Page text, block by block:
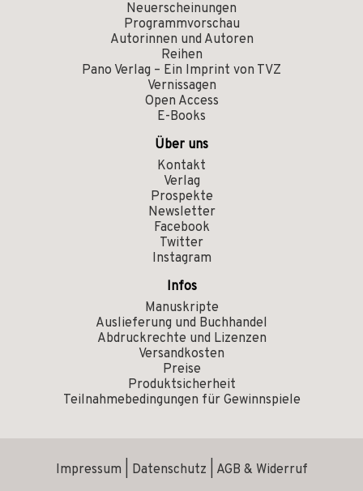
Neuerscheinungen
Programmvorschau
Autorinnen und Autoren
Reihen
Pano Verlag – Ein Imprint von TVZ
Vernissagen
Open Access
E-Books
Über uns
Kontakt
Verlag
Prospekte
Newsletter
Facebook
Twitter
Instagram
Infos
Manuskripte
Auslieferung und Buchhandel
Abdruckrechte und Lizenzen
Versandkosten
Preise
Produktsicherheit
Teilnahmebedingungen für Gewinnspiele
Impressum Datenschutz AGB & Widerruf